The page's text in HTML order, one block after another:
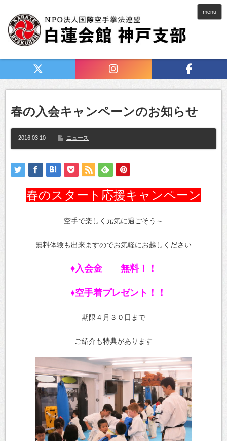
menu
春の入会キャンペーンのお知らせ
2016.03.10 ニュース
春のスタート応援キャンペーン
空手で楽しく元気に過ごそう～
無料体験も出来ますのでお気軽にお越しください
♦入会金 無料！！
♦空手着プレゼント！！
期限４月３０日まで
ご紹介も特典があります